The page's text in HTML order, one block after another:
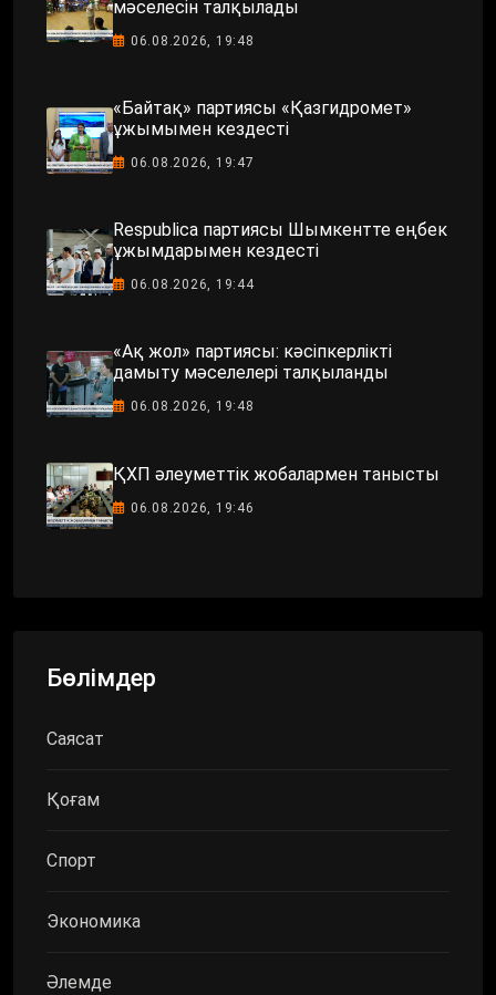
мәселесін талқылады
06.08.2026, 19:48
«Байтақ» партиясы «Қазгидромет»
ұжымымен кездесті
06.08.2026, 19:47
Respublica партиясы Шымкентте еңбек
ұжымдарымен кездесті
06.08.2026, 19:44
«Ақ жол» партиясы: кәсіпкерлікті
дамыту мәселелері талқыланды
06.08.2026, 19:48
ҚХП әлеуметтік жобалармен танысты
06.08.2026, 19:46
Бөлімдер
Саясат
Қоғам
Спорт
Экономика
Әлемде